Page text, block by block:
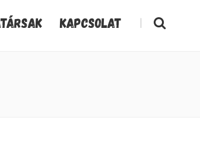
KAPCSOLAT |